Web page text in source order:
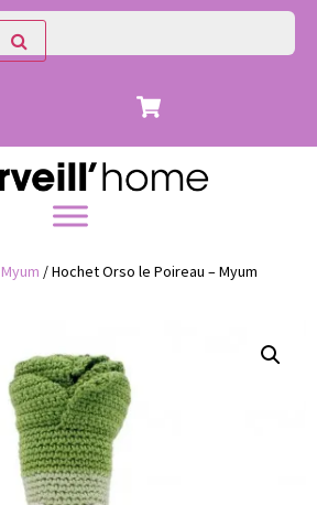
Myum / Hochet Orso le Poireau – Myum